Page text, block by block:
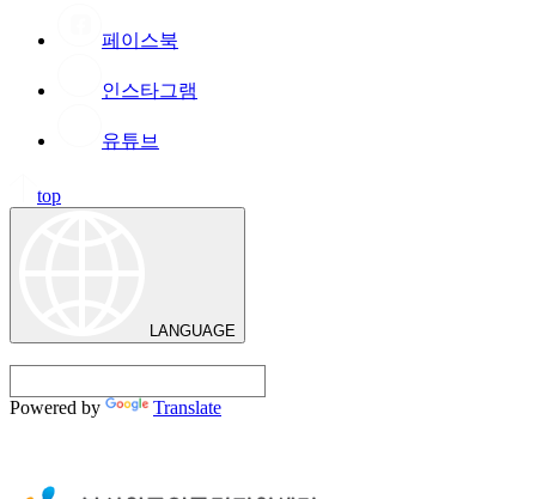
페이스북
인스타그램
유튜브
top
LANGUAGE
Powered by Translate